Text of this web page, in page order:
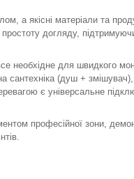
а якісні матеріали та
простоту догляду,
необхідне для швидкого
сантехніка (душ +
є універсальне
професійної зони,